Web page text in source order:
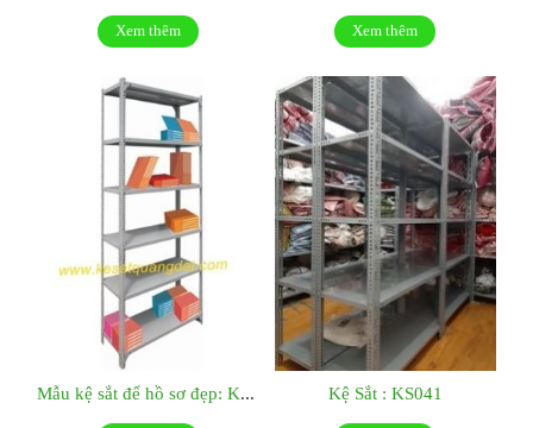
Xem thêm Xem thêm
Mẫu kệ sắt để hồ sơ đẹp: KS042 Kệ Sắt : KS041